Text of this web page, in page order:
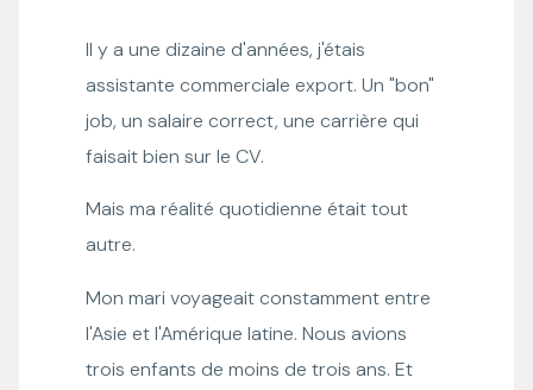
Il y a une dizaine d'années, j'étais
assistante commerciale export. Un "bon"
job, un salaire correct, une carrière qui
faisait bien sur le CV.
Mais ma réalité quotidienne était tout
autre.
Mon mari voyageait constamment entre
l'Asie et l'Amérique latine. Nous avions
trois enfants de moins de trois ans. Et